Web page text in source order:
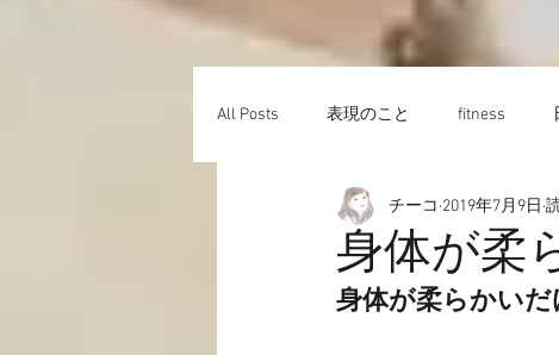
All Posts 表現のこと fitness
愉快なこと 動画☆
身体が柔
チーコ 2019年7月9日
身体が柔らかいだ